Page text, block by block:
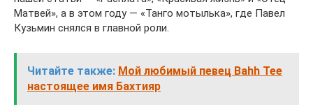
Матвей», а в этом году — «Танго мотылька», где Павел
Кузьмин снялся в главной роли.
Читайте также: Мой любимый певец Bahh Tee
настоящее имя Бахтияр